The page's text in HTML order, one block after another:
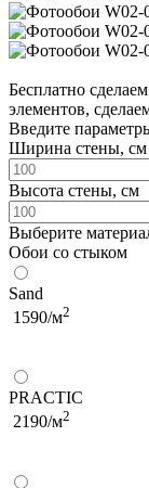
Бесплатно сделаем
элементов,
Введите
Ширина стены, см
Высота стены, см
Выберите
Обои со стыком
Sand
1590/м2
PRACTIC
2190/м2